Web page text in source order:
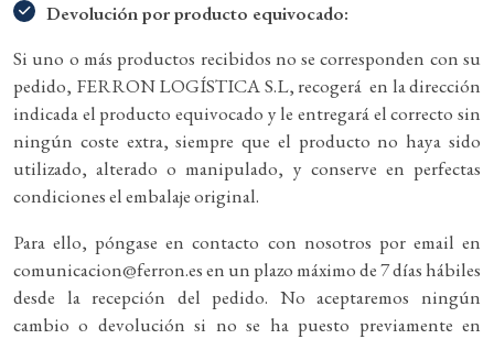
Devolución por producto equivocado:
Si uno o más productos recibidos no se corresponden con su
pedido, FERRON LOGÍSTICA S.L, recogerá en la dirección
indicada el producto equivocado y le entregará el correcto sin
ningún coste extra, siempre que el producto no haya sido
utilizado, alterado o manipulado, y conserve en perfectas
condiciones el embalaje original.
Para ello, póngase en contacto con nosotros por email en
comunicacion@ferron.es en un plazo máximo de 7 días hábiles
desde la recepción del pedido. No aceptaremos ningún
cambio o devolución si no se ha puesto previamente en